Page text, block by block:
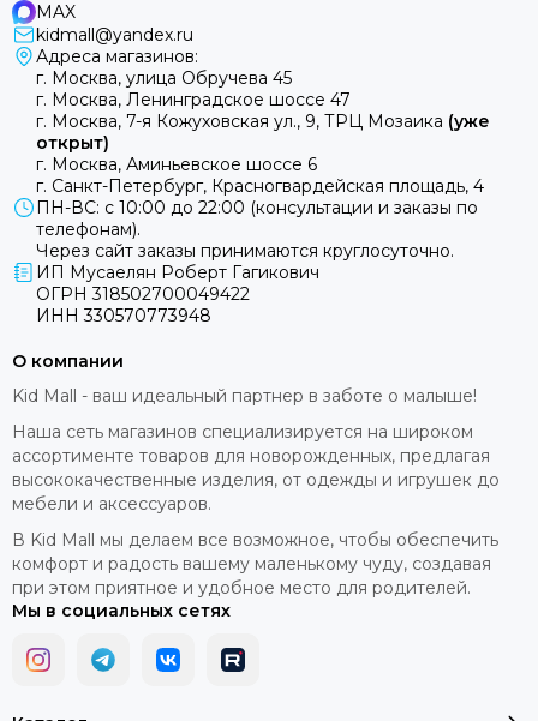
MAX
kidmall@yandex.ru
Адреса магазинов:
г. Москва, улица Обручева 45
г. Москва, Ленинградское шоссе 47
г. Москва, 7-я Кожуховская ул., 9, ТРЦ Мозаика (уже
открыт)
г. Москва, Аминьевское шоссе 6
г. Санкт-Петербург, Красногвардейская площадь, 4
ПН-ВС: с 10:00 до 22:00 (консультации и заказы по
телефонам).
Через сайт заказы принимаются круглосуточно.
ИП Мусаелян Роберт Гагикович
ОГРН 318502700049422
ИНН 330570773948
О компании
Kid Mall - ваш идеальный партнер в заботе о малыше!
Наша сеть магазинов специализируется на широком
ассортименте товаров для новорожденных, предлагая
высококачественные изделия, от одежды и игрушек до
мебели и аксессуаров.
В Kid Mall мы делаем все возможное, чтобы обеспечить
комфорт и радость вашему маленькому чуду, создавая
при этом приятное и удобное место для родителей.
Мы в социальных сетях